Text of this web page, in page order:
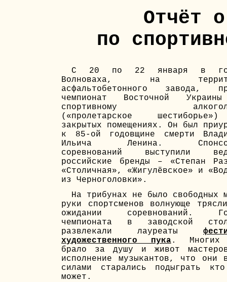
Отчёт
по
С 20 по 22 января в
Волноваха, на
асфальтобетонного завода,
чемпионат Восточной
спортивному
(«пролетарское
закрытых помещениях. Он был
к 85-ой годовщине смерти
Ильича Ленина.
соревнований выступили
российские бренды – «Степан
«Столичная», «Жигулёвское» и
из Черноголовки».
На трибунах не было свободных
руки спортсменов волнующе
ожидании соревнований.
чемпионата в заводской
развлекали лауреаты
художественного пука. Многих
брало за душу и живот
исполнение музыкантов, что они
силами старались подыграть
может.